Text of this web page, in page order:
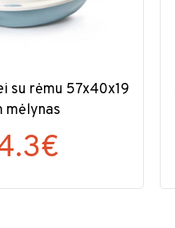
su rėmu 57x40x19
mėlynas